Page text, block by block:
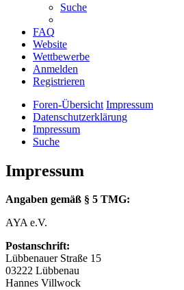
Suche
FAQ
Website
Wettbewerbe
Anmelden
Registrieren
Foren-Übersicht Impressum
Datenschutzerklärung
Impressum
Suche
Impressum
Angaben gemäß § 5 TMG:
AYA e.V.
Postanschrift:
Lübbenauer Straße 15
03222 Lübbenau
Hannes Villwock